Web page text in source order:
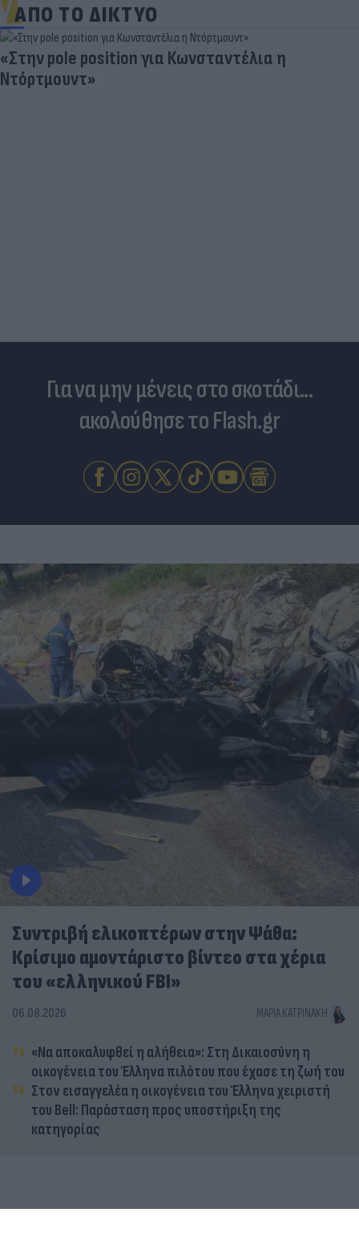
ΑΠΟ ΤΟ ΔΙΚΤΥΟ
«Στην pole position για Κωνσταντέλια η
Ντόρτμουντ»
Για να μην μένεις στο σκοτάδι...
ακολούθησε το Flash.gr
Συντριβή ελικοπτέρων στην Ψάθα:
Κρίσιμο αμοντάριστο βίντεο στα χέρια
του «ελληνικού FBI»
06.08.2026 ΜΑΡΊΑ ΚΑΤΡΙΝΆΚΗ
«Να αποκαλυφθεί η αλήθεια»: Στη Δικαιοσύνη η
οικογένεια του Έλληνα πιλότου που έχασε τη ζωή του
Στον εισαγγελέα η οικογένεια του Έλληνα χειριστή
του Bell: Παράσταση προς υποστήριξη της
κατηγορίας